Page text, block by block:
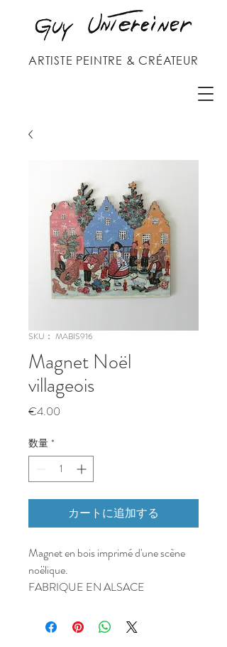
ARTISTE PEINTRE & CRÉATEUR
SKU： MABIS916
Magnet Noël
villageois
€4.00
数量 *
カートに追加する
Magnet en bois imprimé d'une scène
noëlique.
FABRIQUE EN ALSACE